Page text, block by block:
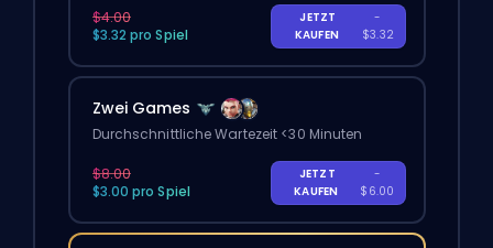
$4.00
$3.32 pro Spiel
JETZT
KAUFEN
-
$3.32
Zwei Games
Durchschnittliche Wartezeit <30 Minuten
$8.00
$3.00 pro Spiel
JETZT
KAUFEN
-
$6.00